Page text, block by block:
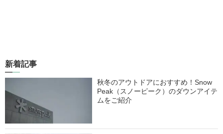
新着記事
秋冬のアウトドアにおすすめ！Snow
Peak（スノーピーク）のダウンアイテ
ムをご紹介